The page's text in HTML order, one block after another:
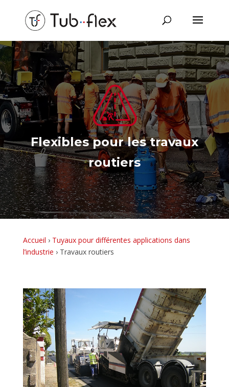
Flexibles pour les travaux
routiers
Accueil › Tuyaux pour différentes applications dans
l’industrie › Travaux routiers